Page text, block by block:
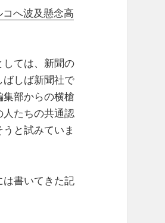
へ波及懸念高
しては、新聞の
しば新聞社で
部からの横槍
たちの共通認
と試みていま
書いてきた記